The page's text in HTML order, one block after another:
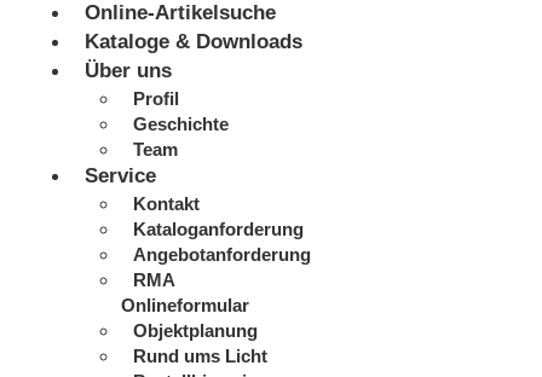
Online-Artikelsuche
Kataloge & Downloads
Über uns
Profil
Geschichte
Team
Service
Kontakt
Kataloganforderung
Angebotanforderung
RMA
Onlineformular
Objektplanung
Rund ums Licht